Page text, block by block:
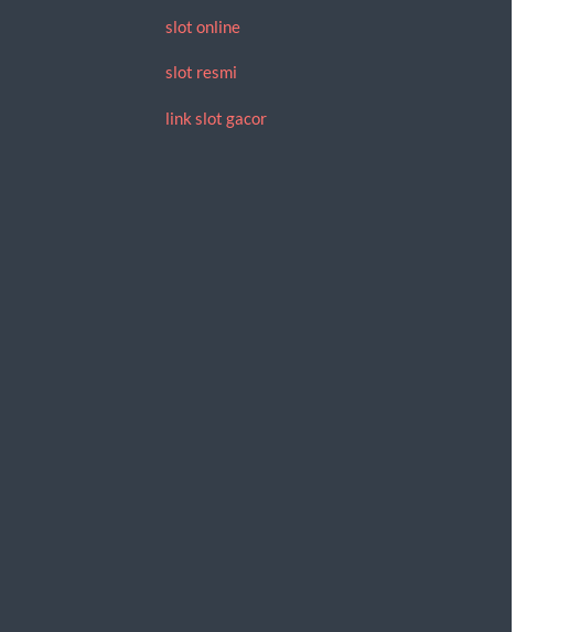
slot online
slot resmi
link slot gacor